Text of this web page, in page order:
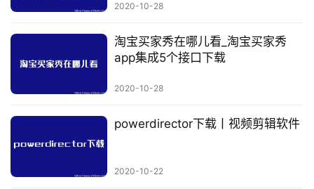
指
运
科
登录
2020-10-28
淘宝买家秀在哪儿看_淘宝买家秀
app集成5个接口下载
2020-10-28
powerdirector下载丨视频剪辑软件
2020-10-22